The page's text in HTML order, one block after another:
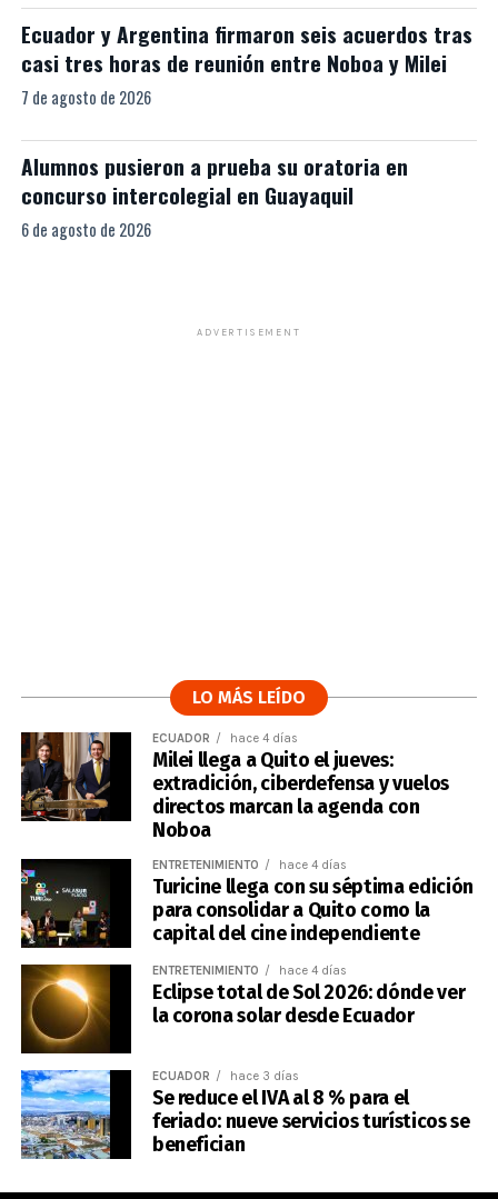
Ecuador y Argentina firmaron seis acuerdos tras
casi tres horas de reunión entre Noboa y Milei
7 de agosto de 2026
Alumnos pusieron a prueba su oratoria en
concurso intercolegial en Guayaquil
6 de agosto de 2026
ADVERTISEMENT
LO MÁS LEÍDO
ECUADOR hace 4 días
Milei llega a Quito el jueves:
extradición, ciberdefensa y vuelos
directos marcan la agenda con
Noboa
ENTRETENIMIENTO hace 4 días
Turicine llega con su séptima edición
para consolidar a Quito como la
capital del cine independiente
ENTRETENIMIENTO hace 4 días
Eclipse total de Sol 2026: dónde ver
la corona solar desde Ecuador
ECUADOR hace 3 días
Se reduce el IVA al 8 % para el
feriado: nueve servicios turísticos se
benefician